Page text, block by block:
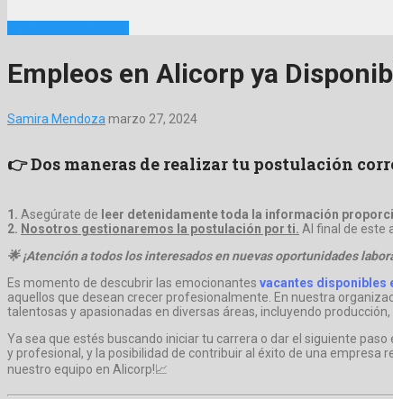
Empleos en Alicorp ya
Samira Mendoza marzo 27, 2024
👉 Dos maneras de realizar tu postulación
1. Asegúrate de leer detenidamente toda la información
2. Nosotros gestionaremos la postulación por ti. Al final de este
🌟 ¡Atención a todos los interesados en nuevas oportunidades
Es momento de descubrir las emocionantes vacantes disponibles
aquellos que desean crecer profesionalmente. En nuestra
talentosas y apasionadas en diversas áreas, incluyendo
Ya sea que estés buscando iniciar tu carrera o dar el siguiente
y profesional, y la posibilidad de contribuir al éxito de una empresa
nuestro equipo en Alicorp!📈